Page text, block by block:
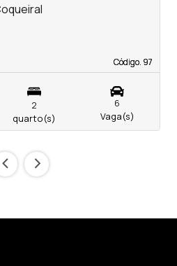
Código. 97
Código. 97
2
quarto(s)
6
Vaga(s)
›